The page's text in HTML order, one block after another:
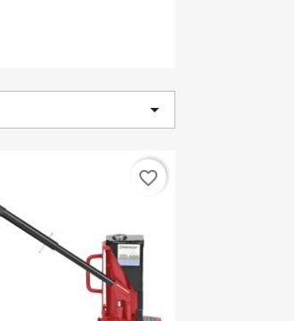

favorite_border